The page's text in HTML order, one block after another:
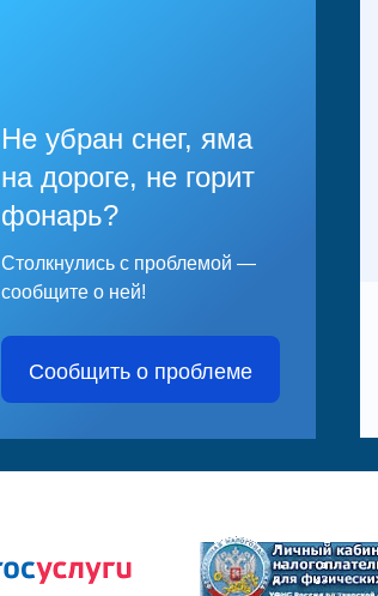
Не убран снег, яма
на дороге, не горит
фонарь?
Столкнулись с проблемой —
сообщите о ней!
Сообщить о проблеме